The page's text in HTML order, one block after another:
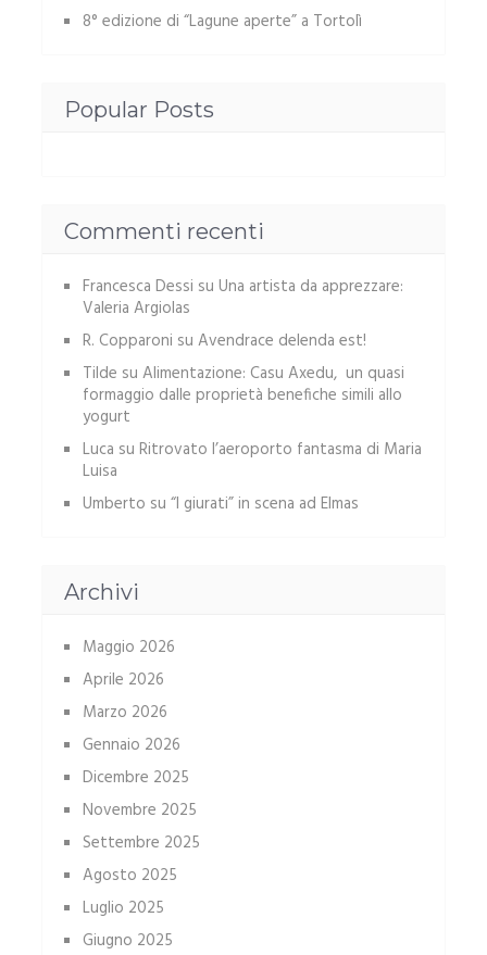
8° edizione di “Lagune aperte” a Tortolì
Popular Posts
Commenti recenti
Francesca Dessi su Una artista da apprezzare:
Valeria Argiolas
R. Copparoni su Avendrace delenda est!
Tilde su Alimentazione: Casu Axedu, un quasi
formaggio dalle proprietà benefiche simili allo
yogurt
Luca su Ritrovato l’aeroporto fantasma di Maria
Luisa
Umberto su “I giurati” in scena ad Elmas
Archivi
Maggio 2026
Aprile 2026
Marzo 2026
Gennaio 2026
Dicembre 2025
Novembre 2025
Settembre 2025
Agosto 2025
Luglio 2025
Giugno 2025